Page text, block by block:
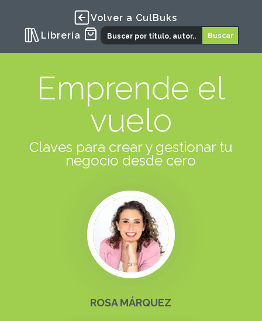
Volver a CulBuks
Librería
Emprende el
vuelo
Claves para crear y gestionar tu
negocio desde cero
ROSA MÁRQUEZ